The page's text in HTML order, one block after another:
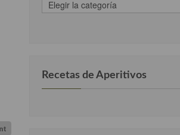
clasificadas
Recetas de Aperitivos